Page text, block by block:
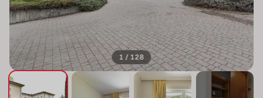
1 / 128